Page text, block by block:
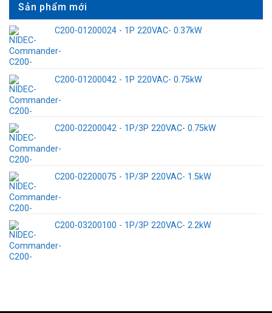
Sản phẩm mới
C200-01200024 - 1P 220VAC- 0.37kW
C200-01200042 - 1P 220VAC- 0.75kW
C200-02200042 - 1P/3P 220VAC- 0.75kW
C200-02200075 - 1P/3P 220VAC- 1.5kW
C200-03200100 - 1P/3P 220VAC- 2.2kW